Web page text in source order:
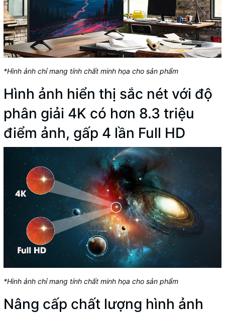
*Hình ảnh chỉ mang tính chất minh họa cho sản phẩm
Hình ảnh hiển thị sắc nét với độ
phân giải 4K có hơn 8.3 triệu
điểm ảnh, gấp 4 lần Full HD
*Hình ảnh chỉ mang tính chất minh họa cho sản phẩm
Nâng cấp chất lượng hình ảnh